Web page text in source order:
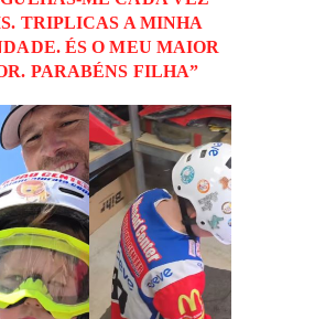
TRIPLICAS A MINHA
ÉS O MEU MAIOR
PARABÉNS FILHA”